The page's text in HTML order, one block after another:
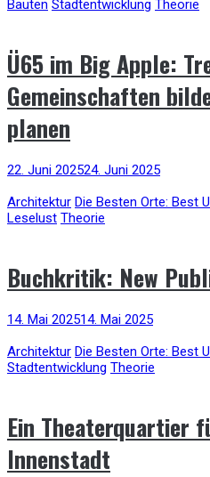
Bauten Stadtentwicklung Theorie
Ü65 im Big Apple:
Gemeinschaften
planen
22. Juni 202524. Juni 2025
Architektur Die Besten Orte: Best
Leselust Theorie
Buchkritik: New
14. Mai 202514. Mai 2025
Architektur Die Besten Orte: Best
Stadtentwicklung Theorie
Ein Theaterquartier
Innenstadt